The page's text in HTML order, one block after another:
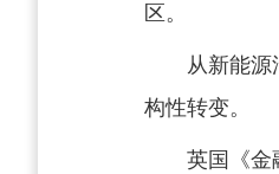
区。
从新能源
构性转变。
英国《金